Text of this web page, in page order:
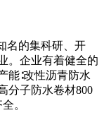
名的集科研、开
。企业有着健全的
能∶改性沥青防水
分子防水卷材800
。